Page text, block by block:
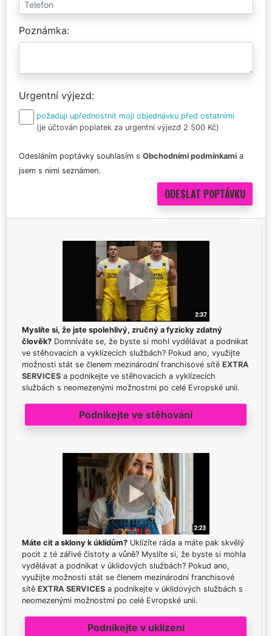
Poznámka
Urgentní výjezd
požaduji upřednostnit moji objednávku před ostatními
(je účtován poplatek za urgentní výjezd 2 500 Kč)
Odesláním poptávky souhlasím s Obchodními podmínkami a
jsem s nimi seznámen.
Myslíte si, že jste spolehlivý, zručný a fyzicky zdatný
člověk? Domníváte se, že byste si mohl vydělávat a podnikat
ve stěhovacích a vyklízecích službách? Pokud ano, využijte
možnosti stát se členem mezinárodní franchisové sítě EXTRA
SERVICES a podnikejte ve stěhovacích a vyklízecích
službách s neomezenými možnostmi po celé Evropské unii.
Podnikejte ve stěhování
Máte cit a sklony k úklidům? Uklízíte ráda a máte pak skvělý
pocit z té zářivé čistoty a vůně? Myslíte si, že byste si mohla
vydělávat a podnikat v úklidových službách? Pokud ano,
využijte možnosti stát se členem mezinárodní franchisové
sítě EXTRA SERVICES a podnikejte v úklidových službách s
neomezenými možnostmi po celé Evropské unii.
Podnikejte v uklízení